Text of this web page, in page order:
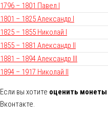
1796 – 1801 Павел I
1801 – 1825 Александр I
1825 – 1855 Николай I
1855 – 1881 Александр II
1881 – 1894 Александр III
1894 – 1917 Николай II
Если вы хотите оценить монеты
Вконтакте.